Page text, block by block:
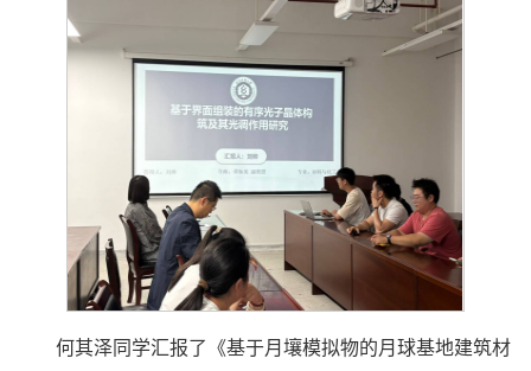
何其泽同学汇报了《基于月壤模拟物的月球基地建筑材